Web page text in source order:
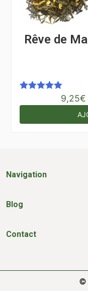
Rêve de
9,25€
Navigation
Blog
Contact
©